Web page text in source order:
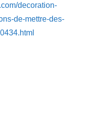
decoration-
de-mettre-des-